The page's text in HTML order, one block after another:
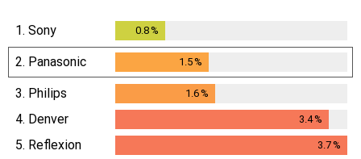
1. Sony 0.8%
2. Panasonic 1.5%
3. Philips 1.6%
4. Denver 3.4%
3.4%
5. Reflexion 3.7%